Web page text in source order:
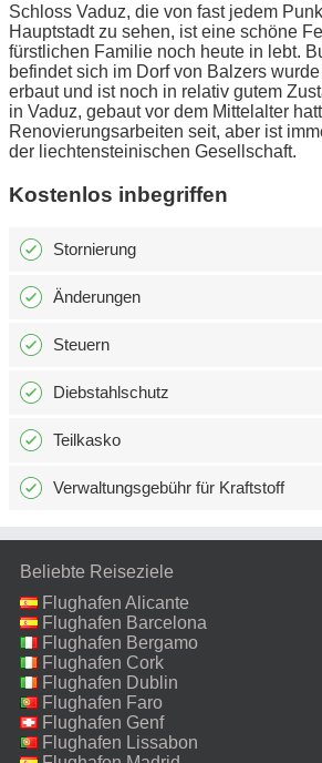
Schloss Vaduz, die von fast jedem
Hauptstadt zu sehen, ist eine schöne
fürstlichen Familie noch heute in lebt.
befindet sich im Dorf von Balzers
erbaut und ist noch in relativ gutem
in Vaduz, gebaut vor dem Mittelalter
Renovierungsarbeiten seit, aber ist
der liechtensteinischen Gesellschaft.
Kostenlos inbegriffen
Stornierung
Änderungen
Steuern
Diebstahlschutz
Teilkasko
Verwaltungsgebühr für Kraftstoff
Beliebte Reiseziele
Flughafen Alicante
Flughafen Barcelona
Flughafen Bergamo
Flughafen Cork
Flughafen Dublin
Flughafen Faro
Flughafen Genf
Flughafen Lissabon